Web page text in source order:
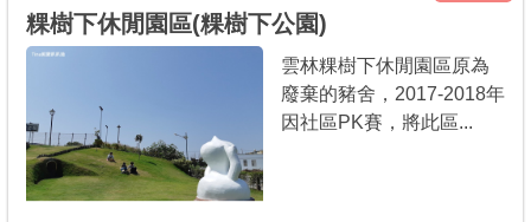
粿樹下休閒園區(粿樹下公園)
雲林粿樹下休閒園區原為
廢棄的豬舍，2017-2018年
因社區PK賽，將此區...